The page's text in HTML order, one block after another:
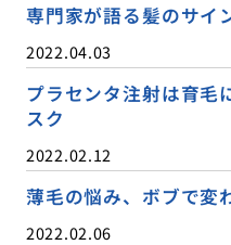
専門家が語る髪のサイ
2022.04.03
プラセンタ注射は育毛
スク
2022.02.12
薄毛の悩み、ボブで変
2022.02.06